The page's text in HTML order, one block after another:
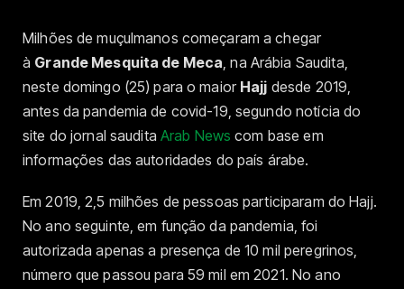
Milhões de muçulmanos começaram a chegar
à Grande Mesquita de Meca , na Arábia Saudita,
neste domingo (25) para o maior Hajj desde 2019,
antes da pandemia de covid-19, segundo notícia do
site do jornal saudita Arab News com base em
informações das autoridades do país árabe.
Em 2019, 2,5 milhões de pessoas participaram do Hajj.
No ano seguinte, em função da pandemia, foi
autorizada apenas a presença de 10 mil peregrinos,
número que passou para 59 mil em 2021. No ano